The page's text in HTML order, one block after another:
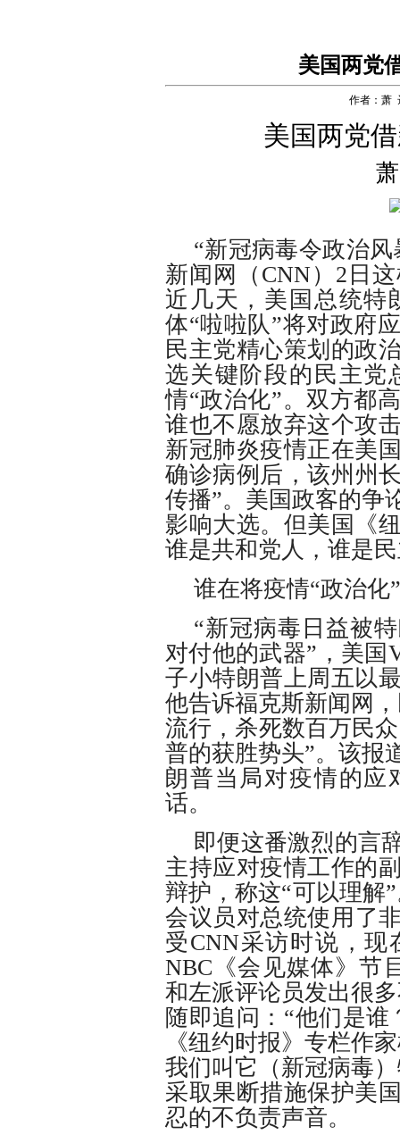
美国两党
作者：萧
美国两党
萧
“新冠病毒令政治
新闻网（CNN）2日
近几天，美国总统特
体“啦啦队”将对政府
民主党精心策划的政
选关键阶段的民主党
情“政治化”。双方都
谁也不愿放弃这个攻
新冠肺炎疫情正在美
确诊病例后，该州州
传播”。美国政客的争
影响大选。但美国《
谁是共和党人，谁是
谁在将疫情“政治化”
“新冠病毒日益被
对付他的武器”，美国
子小特朗普上周五以
他告诉福克斯新闻网
流行，杀死数百万民
普的获胜势头”。该报
朗普当局对疫情的应
话。
即便这番激烈的言
主持应对疫情工作的
辩护，称这“可以理解
会议员对总统使用了
受CNN采访时说，
NBC《会见媒体》节
和左派评论员发出很
随即追问：“他们是
《纽约时报》专栏作
我们叫它（新冠病毒
采取果断措施保护美
忍的不负责声音。